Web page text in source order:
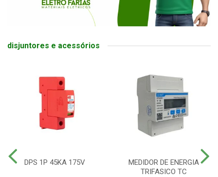
disjuntores e acessórios
DPS 1P 45KA 175V
MEDIDOR DE ENERGIA
TRIFASICO TC